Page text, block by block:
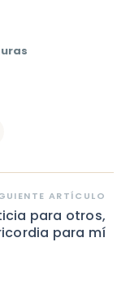
ARTÍCULO
para otros,
para mí